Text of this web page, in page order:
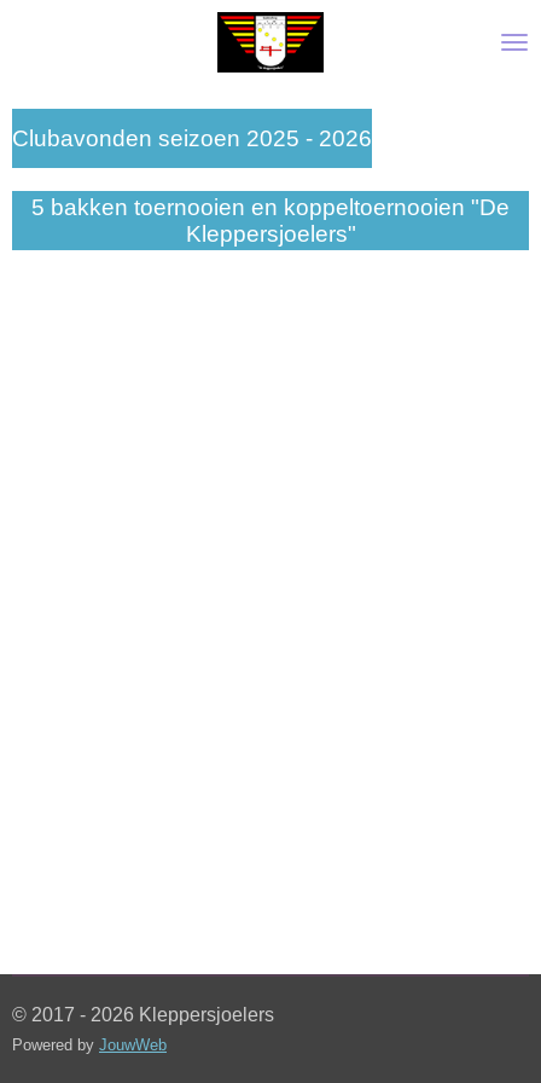
de
hoofdinhoud
Clubavonden seizoen 2025 - 2026
5 bakken toernooien en koppeltoernooien "De
Kleppersjoelers"
© 2017 - 2026 Kleppersjoelers
Powered by JouwWeb